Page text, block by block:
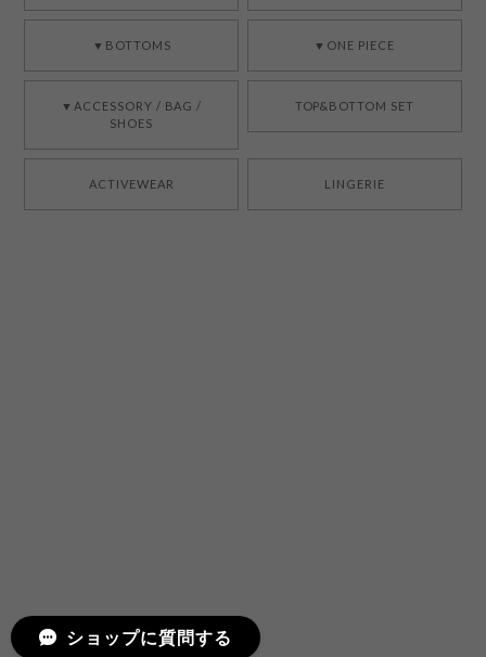
▼BOTTOMS ▼ONE PIECE
▼ACCESSORY / BAG /
SHOES
TOP&BOTTOM SET
ACTIVEWEAR LINGERIE
ショップに質問する